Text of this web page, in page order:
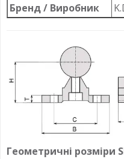
Бренд / Виробник
Геометричні розміри